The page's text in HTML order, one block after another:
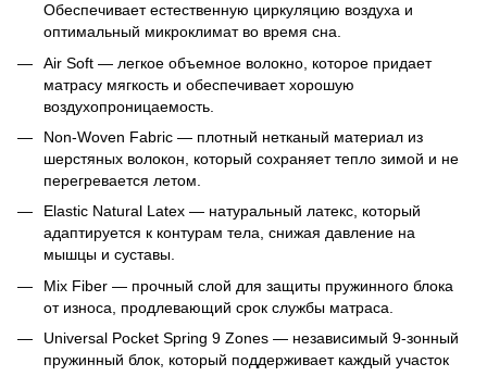
Обеспечивает естественную циркуляцию воздуха и
оптимальный микроклимат во время сна.
Air Soft — легкое объемное волокно, которое придает
матрасу мягкость и обеспечивает хорошую
воздухопроницаемость.
Non-Woven Fabric — плотный нетканый материал из
шерстяных волокон, который сохраняет тепло зимой и не
перегревается летом.
Elastic Natural Latex — натуральный латекс, который
адаптируется к контурам тела, снижая давление на
мышцы и суставы.
Mix Fiber — прочный слой для защиты пружинного блока
от износа, продлевающий срок службы матраса.
Universal Pocket Spring 9 Zones — независимый 9-зонный
пружинный блок, который поддерживает каждый участок